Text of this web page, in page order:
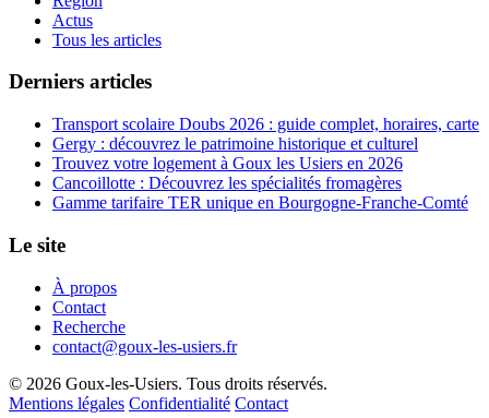
Actus
Tous les articles
Derniers articles
Transport scolaire Doubs 2026 : guide complet, horaires, carte
Gergy : découvrez le patrimoine historique et culturel
Trouvez votre logement à Goux les Usiers en 2026
Cancoillotte : Découvrez les spécialités fromagères
Gamme tarifaire TER unique en Bourgogne-Franche-Comté
Le site
À propos
Contact
Recherche
contact@goux-les-usiers.fr
© 2026 Goux-les-Usiers. Tous droits réservés.
Mentions légales Confidentialité Contact